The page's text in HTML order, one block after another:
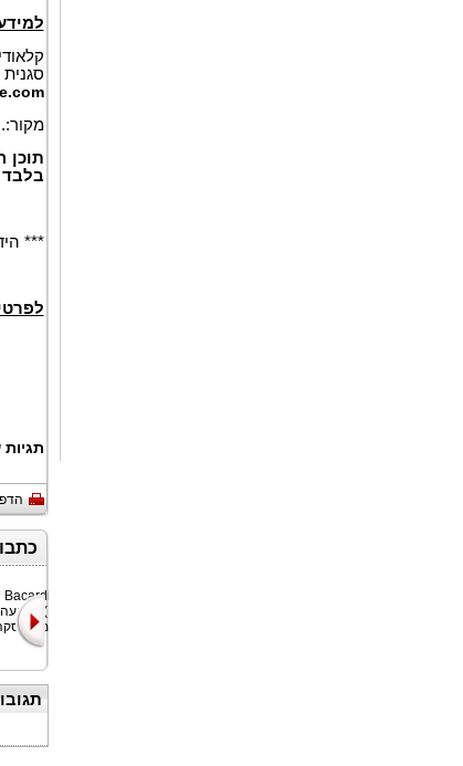
מקור:
תוכן
***
בקרדי (Bacardi
Limited) הודיעה
על השלמת